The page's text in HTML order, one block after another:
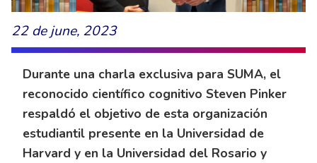
22 de june, 2023
Durante una charla exclusiva para SUMA, el
reconocido científico cognitivo Steven Pinker
respaldó el objetivo de esta organización
estudiantil presente en la Universidad de
Harvard y en la Universidad del Rosario y